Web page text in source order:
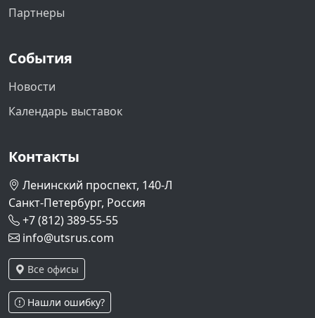
Партнеры
События
Новости
Календарь выставок
Контакты
Ленинский проспект, 140-Л
Санкт-Петербург, Россия
+7 (812) 389-55-55
info@utsrus.com
Все офисы
Нашли ошибку?